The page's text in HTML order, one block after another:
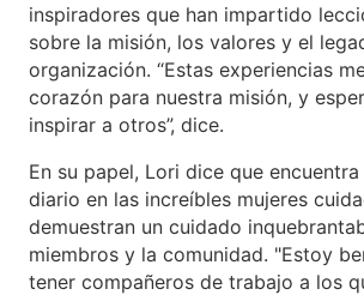
inspiradores que han impartido
sobre la misión, los valores y el
organización. “Estas experiencias
corazón para nuestra misión, y
inspirar a otros”, dice.
En su papel, Lori dice que
diario en las increíbles mujeres
demuestran un cuidado
miembros y la comunidad. "Estoy
tener compañeros de trabajo a los